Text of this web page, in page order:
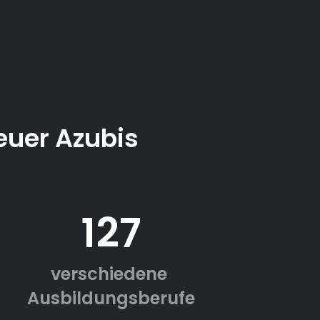
Azubis
127
verschiedene
Ausbildungsberufe